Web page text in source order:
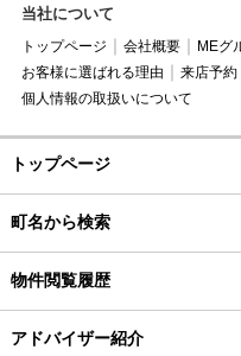
当社について
トップページ 会社概要 MEグ
お客様に選ばれる理由
来店予約
個人情報の取扱いについて
トップページ
町名から検索
物件閲覧履歴
アドバイザー紹介